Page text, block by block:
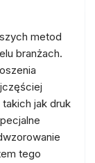
metod
branżach.
jak druk
tego